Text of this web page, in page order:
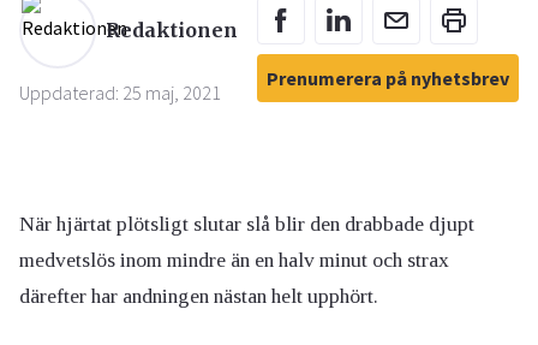
Redaktionen
Uppdaterad: 25 maj, 2021
Prenumerera på nyhetsbrev
När hjärtat plötsligt slutar slå blir den drabbade djupt
medvetslös inom mindre än en halv minut och strax
därefter har andningen nästan helt upphört.